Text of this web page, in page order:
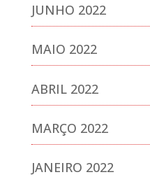
JUNHO 2022
MAIO 2022
ABRIL 2022
MARÇO 2022
JANEIRO 2022